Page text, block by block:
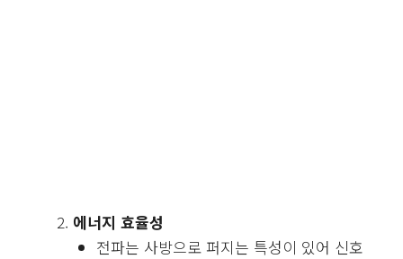
에너지 효율성
전파는 사방으로 퍼지는 특성이 있어 신호